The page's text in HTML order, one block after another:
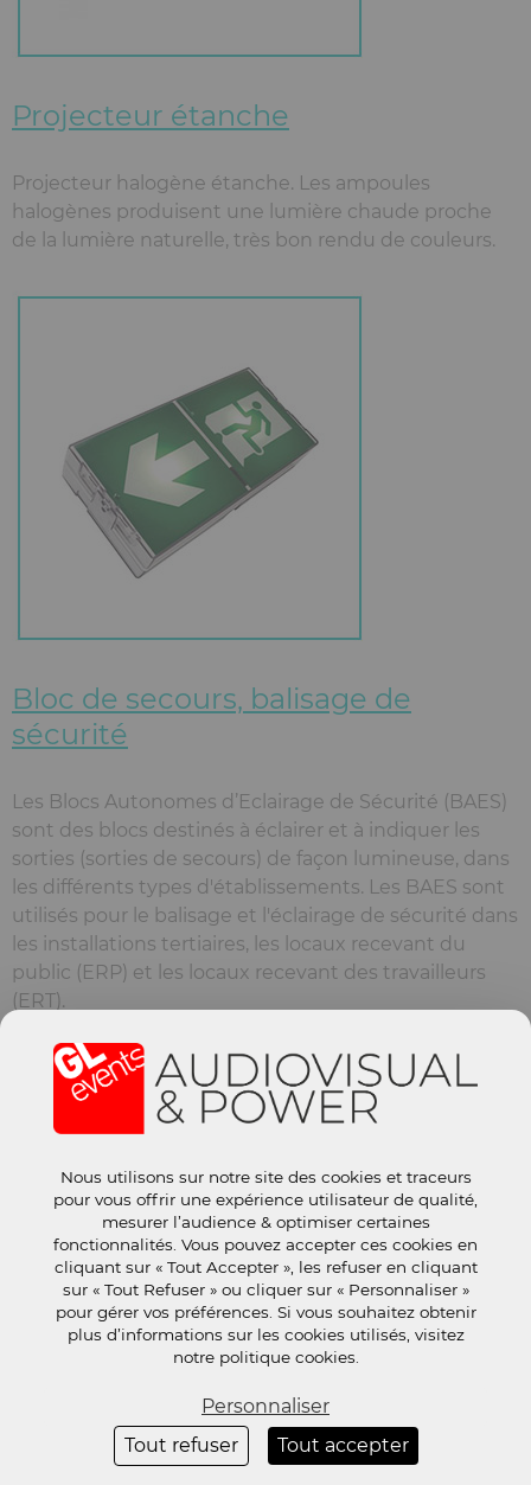
Projecteur étanche
Projecteur halogène étanche. Les ampoules
halogènes produisent une lumière chaude proche
de la lumière naturelle, très bon rendu de couleurs.
Bloc de secours, balisage de
sécurité
Les Blocs Autonomes d’Eclairage de Sécurité (BAES)
sont des blocs destinés à éclairer et à indiquer les
sorties (sorties de secours) de façon lumineuse, dans
les différents types d'établissements. Les BAES sont
utilisés pour le balisage et l'éclairage de sécurité dans
les installations tertiaires, les locaux recevant du
public (ERP) et les locaux recevant des travailleurs
(ERT).
Réglette
Nous utilisons sur notre site des cookies et traceurs
pour vous offrir une expérience utilisateur de qualité,
mesurer l’audience & optimiser certaines
fonctionnalités. Vous pouvez accepter ces cookies en
cliquant sur « Tout Accepter », les refuser en cliquant
sur « Tout Refuser » ou cliquer sur « Personnaliser »
pour gérer vos préférences. Si vous souhaitez obtenir
plus d’informations sur les cookies utilisés, visitez
notre politique cookies.
Tout accepter
Tout refuser
Personnaliser